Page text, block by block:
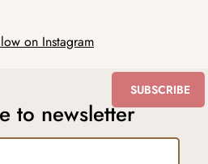
on Instagram
to newsletter
SUBSCRIBE